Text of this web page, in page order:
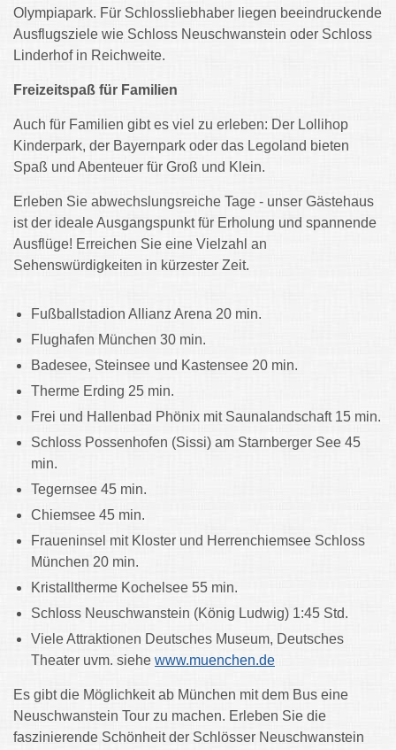
Olympiapark. Für Schlossliebhaber liegen beeindruckende
Ausflugsziele wie Schloss Neuschwanstein oder Schloss
Linderhof in Reichweite.
Freizeitspaß für Familien
Auch für Familien gibt es viel zu erleben: Der Lollihop
Kinderpark, der Bayernpark oder das Legoland bieten
Spaß und Abenteuer für Groß und Klein.
Erleben Sie abwechslungsreiche Tage - unser Gästehaus
ist der ideale Ausgangspunkt für Erholung und spannende
Ausflüge! Erreichen Sie eine Vielzahl an
Sehenswürdigkeiten in kürzester Zeit.
Fußballstadion Allianz Arena 20 min.
Flughafen München 30 min.
Badesee, Steinsee und Kastensee 20 min.
Therme Erding 25 min.
Frei und Hallenbad Phönix mit Saunalandschaft 15 min.
Schloss Possenhofen (Sissi) am Starnberger See 45
min.
Tegernsee 45 min.
Chiemsee 45 min.
Fraueninsel mit Kloster und Herrenchiemsee Schloss
München 20 min.
Kristalltherme Kochelsee 55 min.
Schloss Neuschwanstein (König Ludwig) 1:45 Std.
Viele Attraktionen Deutsches Museum, Deutsches
Theater uvm. siehe www.muenchen.de
Es gibt die Möglichkeit ab München mit dem Bus eine
Neuschwanstein Tour zu machen. Erleben Sie die
faszinierende Schönheit der Schlösser Neuschwanstein